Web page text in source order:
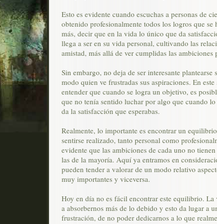
Esto es evidente cuando escuchas a personas de
obtenido profesionalmente todos los logros que se
más, decir que en la vida lo único que da
llega a ser en su vida personal, cultivando las
amistad, más allá de ver cumplidas las
Sin embargo, no deja de ser interesante
modo quien ve frustradas sus aspiraciones. En
entender que cuando se logra un objetivo, es
que no tenía sentido luchar por algo que cuando
da la satisfacción que esperabas.
Realmente, lo importante es encontrar un
sentirse realizado, tanto personal como
evidente que las ambiciones de cada uno no
las de la mayoría. Aquí ya entramos en
pueden tender a valorar de un modo relativo
muy importantes y viceversa.
Hoy en día no es fácil encontrar este equilibrio.
a absorbernos más de lo debido y esto da lugar a
frustración, de no poder dedicarnos a lo que